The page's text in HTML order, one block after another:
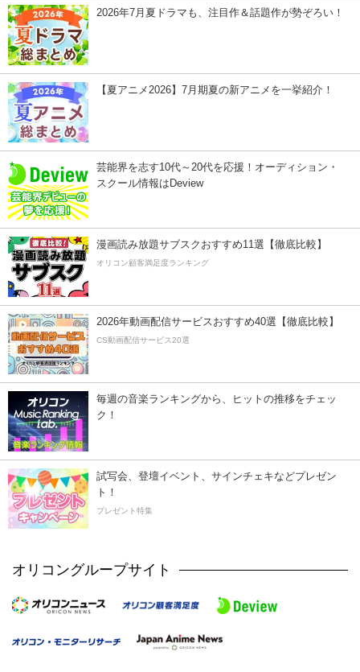
2026年7月夏ドラマも、注目作＆話題作が勢ぞろい！
【夏アニメ2026】7月期夏の新アニメを一挙紹介！
芸能界を志す10代～20代を応援！オーディション・
スクール情報はDeview
漫画読み放題サブスクおすすめ11選【徹底比較】
オリコン顧客満足度ランキング
2026年動画配信サービスおすすめ40選【徹底比較】
CS動画配信サービス20選
毎週の音楽ランキングから、ヒットの推移をチェッ
ク！
試写会、登壇イベント、サインチェキなどプレゼン
ト！
プレゼント特集
オリコングループサイト